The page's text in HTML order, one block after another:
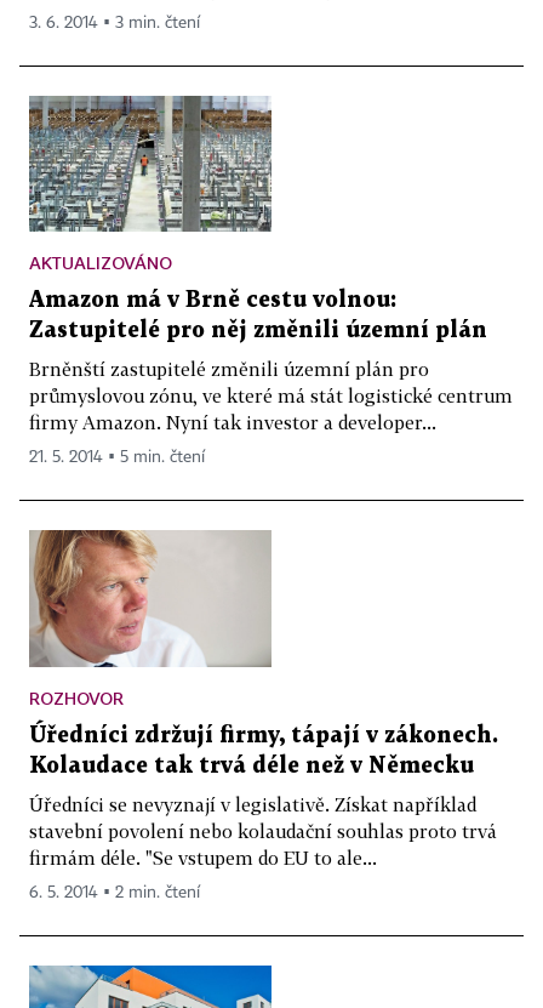
3. 6. 2014 ▪ 3 min. čtení
AKTUALIZOVÁNO
Amazon má v Brně cestu volnou:
Zastupitelé pro něj změnili územní plán
Brněnští zastupitelé změnili územní plán pro
průmyslovou zónu, ve které má stát logistické centrum
firmy Amazon. Nyní tak investor a developer...
21. 5. 2014 ▪ 5 min. čtení
ROZHOVOR
Úředníci zdržují firmy, tápají v zákonech.
Kolaudace tak trvá déle než v Německu
Úředníci se nevyznají v legislativě. Získat například
stavební povolení nebo kolaudační souhlas proto trvá
firmám déle. "Se vstupem do EU to ale...
6. 5. 2014 ▪ 2 min. čtení